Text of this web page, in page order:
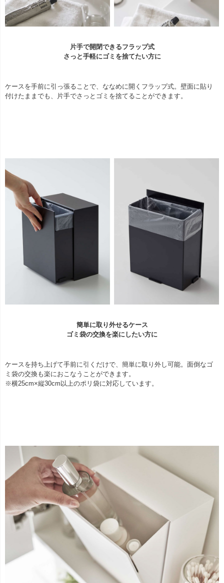
片手で開閉できるフラップ式
さっと手軽にゴミを捨てたい方に
ケースを手前に引っ張ることで、ななめに開くフラップ式。壁面に貼り
付けたままでも、片手でさっとゴミを捨てることができます。
簡単に取り外せるケース
ゴミ袋の交換を楽にしたい方に
ケースを持ち上げて手前に引くだけで、簡単に取り外し可能。面倒なゴ
ミ袋の交換も楽におこなうことができます。
※横25cm×縦30cm以上のポリ袋に対応しています。